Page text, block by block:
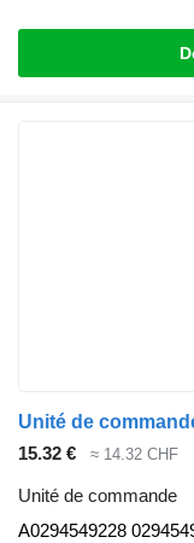
15.32 € ≈ 14.32 CHF
Unité de commande
A0294549228